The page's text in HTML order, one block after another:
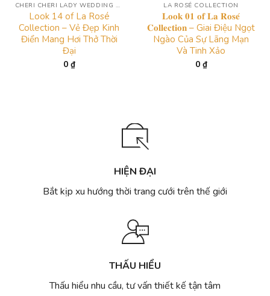
CHERI CHERI LADY WEDDING DRESS COLLECTION
Look 14 of La Rosé
Collection – Vẻ Đẹp Kinh
Điển Mang Hơi Thở Thời
Đại
0 ₫
LA ROSÉ COLLECTION
𝐋𝐨𝐨𝐤 𝟎𝟏 𝐨𝐟 𝐋𝐚 𝐑𝐨𝐬𝐞́
𝐂𝐨𝐥𝐥𝐞𝐜𝐭𝐢𝐨𝐧 – Giai Điệu Ngọt
Ngào Của Sự Lãng Mạn
Và Tinh Xảo
0 ₫
HIỆN ĐẠI
Bắt kịp xu hướng thời trang cưới trên thế giới
THẤU HIỂU
Thấu hiểu nhu cầu, tư vấn thiết kế tận tâm